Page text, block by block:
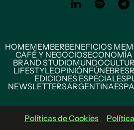
HOMEMEMBERBENEFICIOS
CAFÉ Y NEGOCIOSECONOMÍA
BRAND STUDIOMUNDO
LIFESTYLEOPINIÓNFÚNEBRES
EDICIONES ESPECIALES
NEWSLETTERSARGENTINA
Políticas de Cookies